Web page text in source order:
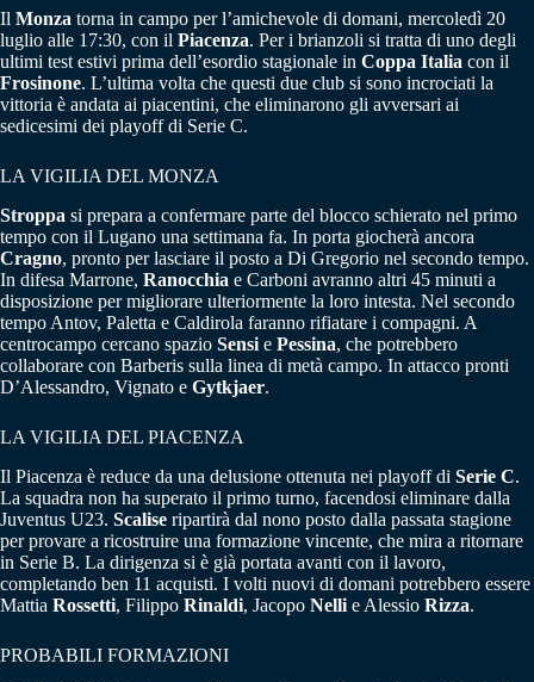
Il Monza torna in campo per l’amichevole di domani, mercoledì 20
luglio alle 17:30, con il Piacenza. Per i brianzoli si tratta di uno degli
ultimi test estivi prima dell’esordio stagionale in Coppa Italia con il
Frosinone. L’ultima volta che questi due club si sono incrociati la
vittoria è andata ai piacentini, che eliminarono gli avversari ai
sedicesimi dei playoff di Serie C.
LA VIGILIA DEL MONZA
Stroppa si prepara a confermare parte del blocco schierato nel primo
tempo con il Lugano una settimana fa. In porta giocherà ancora
Cragno, pronto per lasciare il posto a Di Gregorio nel secondo tempo.
In difesa Marrone, Ranocchia e Carboni avranno altri 45 minuti a
disposizione per migliorare ulteriormente la loro intesta. Nel secondo
tempo Antov, Paletta e Caldirola faranno rifiatare i compagni. A
centrocampo cercano spazio Sensi e Pessina, che potrebbero
collaborare con Barberis sulla linea di metà campo. In attacco pronti
D’Alessandro, Vignato e Gytkjaer.
LA VIGILIA DEL PIACENZA
Il Piacenza è reduce da una delusione ottenuta nei playoff di Serie C.
La squadra non ha superato il primo turno, facendosi eliminare dalla
Juventus U23. Scalise ripartirà dal nono posto dalla passata stagione
per provare a ricostruire una formazione vincente, che mira a ritornare
in Serie B. La dirigenza si è già portata avanti con il lavoro,
completando ben 11 acquisti. I volti nuovi di domani potrebbero essere
Mattia Rossetti, Filippo Rinaldi, Jacopo Nelli e Alessio Rizza.
PROBABILI FORMAZIONI